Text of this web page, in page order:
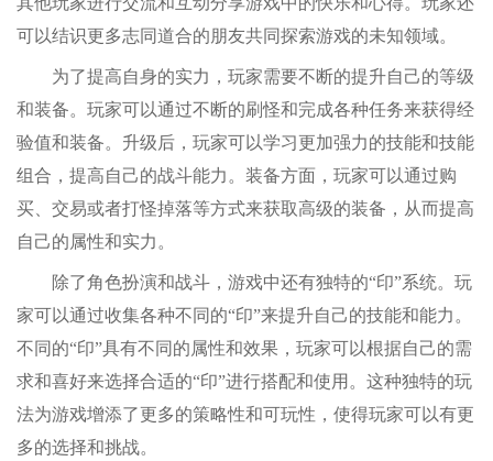
可以结识更多志同道合的朋友共同探索游戏的未知领域。
为了提高自身的实力，玩家需要不断的提升自己的等级
和装备。玩家可以通过不断的刷怪和完成各种任务来获得经
验值和装备。升级后，玩家可以学习更加强力的技能和技能
组合，提高自己的战斗能力。装备方面，玩家可以通过购
买、交易或者打怪掉落等方式来获取高级的装备，从而提高
自己的属性和实力。
除了角色扮演和战斗，游戏中还有独特的“印”系统。玩
家可以通过收集各种不同的“印”来提升自己的技能和能力。
不同的“印”具有不同的属性和效果，玩家可以根据自己的需
求和喜好来选择合适的“印”进行搭配和使用。这种独特的玩
法为游戏增添了更多的策略性和可玩性，使得玩家可以有更
多的选择和挑战。